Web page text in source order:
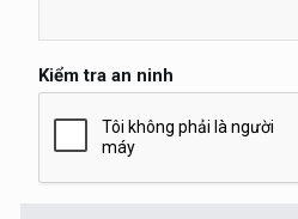
Kiểm tra an ninh